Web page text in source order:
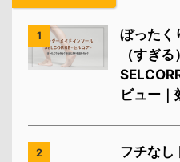
1
ぼったく
（すぎ
ビュー｜
2
フチなし